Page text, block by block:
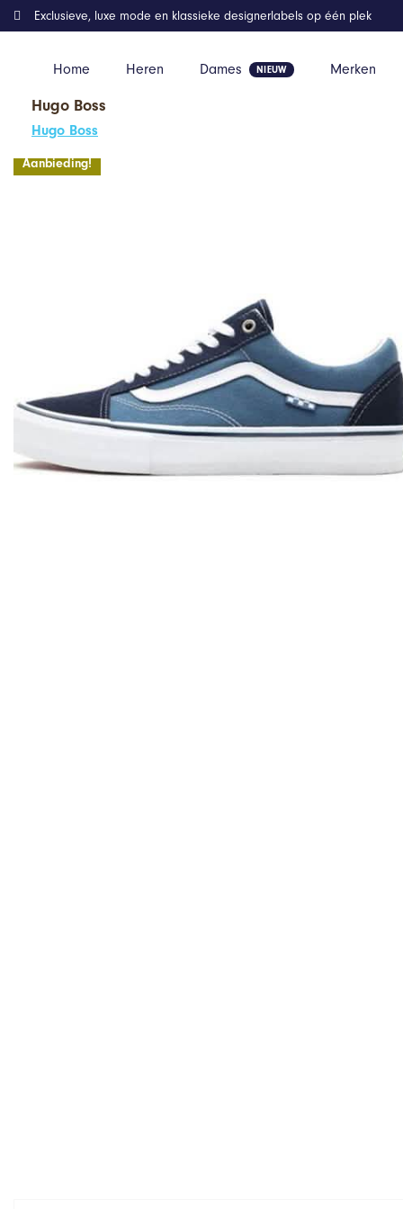
Home Heren Dames Merken
Exclusieve, luxe mode en klassieke designerlabels op één plek
Hugo Boss
Hugo Boss
Home Kleding
Aanbieding!